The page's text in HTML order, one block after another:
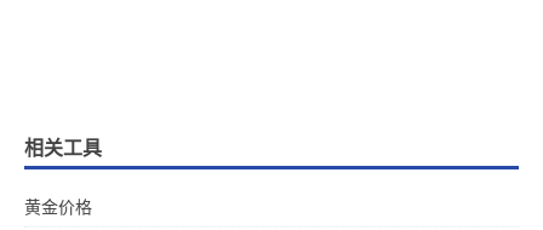
相关工具
黄金价格